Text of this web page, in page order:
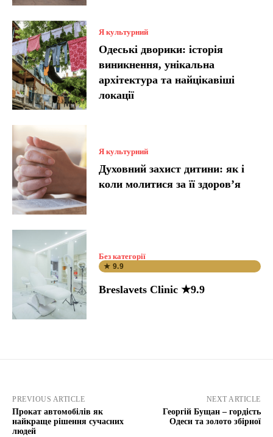
Я культурний
Одеські дворики: історія
виникнення, унікальна
архітектура та найцікавіші
локації
Я культурний
Духовний захист дитини: як і
коли молитися за її здоров’я
Без категорії
★ 9.9
Breslavets Clinic ★9.9
PREVIOUS ARTICLE
Прокат автомобілів як
найкраще рішення сучасних
людей
NEXT ARTICLE
Георгій Бущан – гордість
Одеси та золото збірної